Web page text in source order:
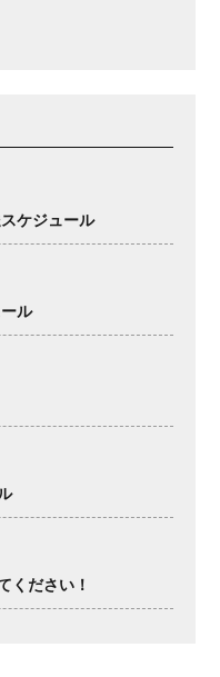
ケジュール
ル
ください！